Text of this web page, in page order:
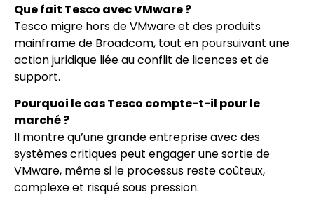
Que fait Tesco avec VMware ?
Tesco migre hors de VMware et des produits
mainframe de Broadcom, tout en poursuivant une
action juridique liée au conflit de licences et de
support.
Pourquoi le cas Tesco compte-t-il pour le
marché ?
Il montre qu’une grande entreprise avec des
systèmes critiques peut engager une sortie de
VMware, même si le processus reste coûteux,
complexe et risqué sous pression.